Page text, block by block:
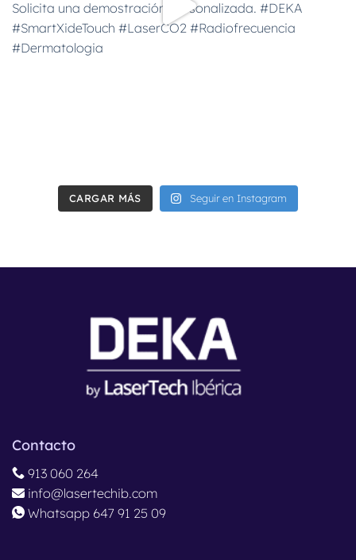
CARGAR MÁS Seguir en Instagram
Contacto
913 060 264
info@lasertechib.com
Whatsapp 647 91 25 09